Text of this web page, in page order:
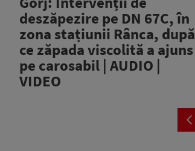
deszăpezire pe DN 67C, în
zona stațiunii Rânca, după
ce zăpada viscolită a ajuns
pe carosabil | AUDIO |
VIDEO